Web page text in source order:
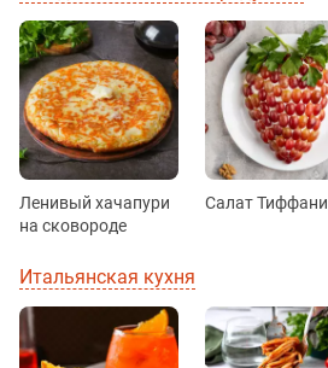
Ленивый хачапури
на сковороде
Салат Тиффани
Итальянская кухня